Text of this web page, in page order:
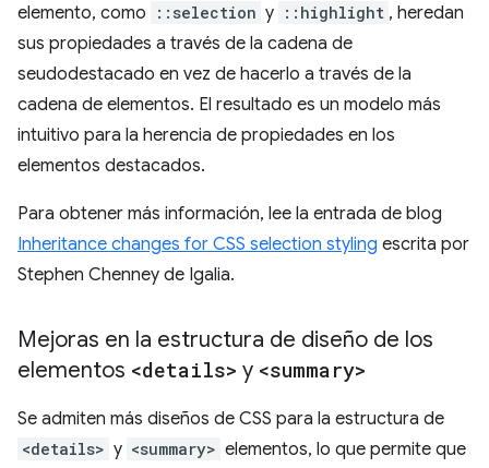
elemento, como
::selection y ::highlight , heredan
sus propiedades a través de la cadena de
seudodestacado en vez de hacerlo a través de la
cadena de elementos. El resultado es un modelo más
intuitivo para la herencia de propiedades en los
elementos destacados.
Para obtener más información, lee la entrada de blog
Inheritance changes for CSS selection styling escrita por
Stephen Chenney de Igalia.
Mejoras en la estructura de diseño de los
elementos <details> y <summary>
Se admiten más diseños de CSS para la estructura de
<details> y <summary> elementos, lo que permite que